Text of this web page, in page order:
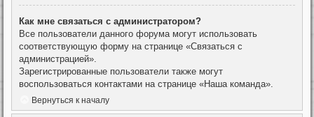
Как мне связаться с администратором?
Все пользователи данного форума могут использовать
соответствующую форму на странице «Связаться с
администрацией».
Зарегистрированные пользователи также могут
воспользоваться контактами на странице «Наша команда».
Вернуться к началу